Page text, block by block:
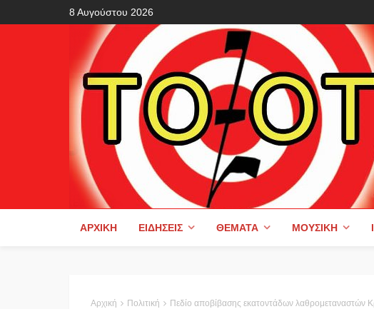
8 Αυγούστου 2026
ΑΡΧΙΚΉ ΕΙΔΉΣΕΙΣ ΘΈΜΑΤΑ ΜΟΥΣΙΚΉ
Αρχική Πολιτική Πεδίο αποβίβασης εκατοντάδων λαθρομεταναστών